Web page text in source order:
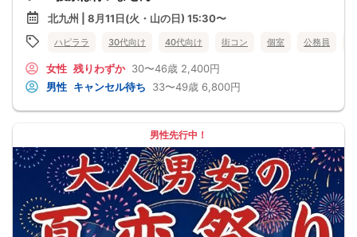
北九州 | 8月11日(火・山の日) 15:30〜
ハピララ 30代向け 40代向け 街コン 個室 公務員
女性 残りわずか 30〜46歳 2,400円
男性 キャンセル待ち 33〜49歳 6,800円
男性先行中！